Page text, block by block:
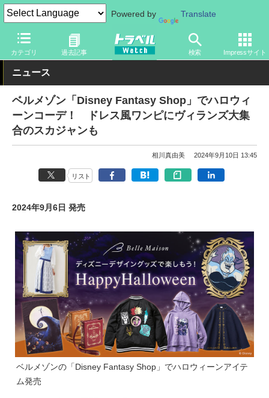
Powered by Translate
カテゴリ 過去記事 検索 Impressサイト
トラベル Watch 旅の情報 観光地 ディズニーリゾート
ニュース
ベルメゾン「Disney Fantasy Shop」でハロウィ
ーンコーデ！ ドレス風ワンピにヴィランズ大集
合のスカジャンも
相川真由美 2024年9月10日 13:45
リスト
2024年9月6日 発売
ベルメゾンの「Disney Fantasy Shop」でハロウィーンアイテ
ム発売